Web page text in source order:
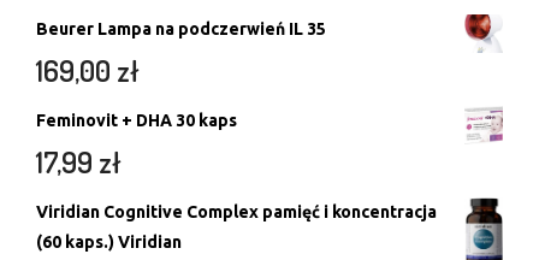
Beurer Lampa na podczerwień IL 35
169,00 zł
Feminovit + DHA 30 kaps
17,99 zł
Viridian Cognitive Complex pamięć i koncentracja
(60 kaps.) Viridian